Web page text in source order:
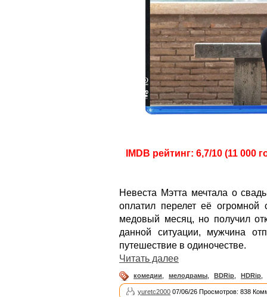
IMDB рейтинг: 6,7/10 (11 000
Невеста Мэтта мечтала о
оплатил перелет её
медовый месяц, но получил
данной ситуации, мужчина
путешествие в одиночестве.
Читать далее
комедии мелодрамы BDRip HDRip
yuretc2000 07/06/26 Просмотров: 838